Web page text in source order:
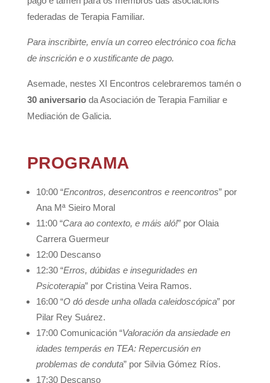
federadas de Terapia Familiar.
Para inscribirte, envía un correo electrónico coa ficha
de inscrición e o xustificante de pago.
Asemade, nestes XI Encontros celebraremos tamén o
30 aniversarioda Asociación de Terapia Familiar e
Mediación de Galicia.
PROGRAMA
10:00 “Encontros, desencontros e reencontros” por
Ana Mª Sieiro Moral
11:00 “Cara ao contexto, e máis aló!” por Olaia
Carrera Guermeur
12:00 Descanso
12:30 “Erros, dúbidas e inseguridades en
Psicoterapia” por Cristina Veira Ramos.
16:00 “O dó desde unha ollada caleidoscópica” por
Pilar Rey Suárez.
17:00 Comunicación “Valoración da ansiedade en
idades temperás en TEA: Repercusión en
problemas de conduta” por Silvia Gómez Ríos.
17:30 Descanso